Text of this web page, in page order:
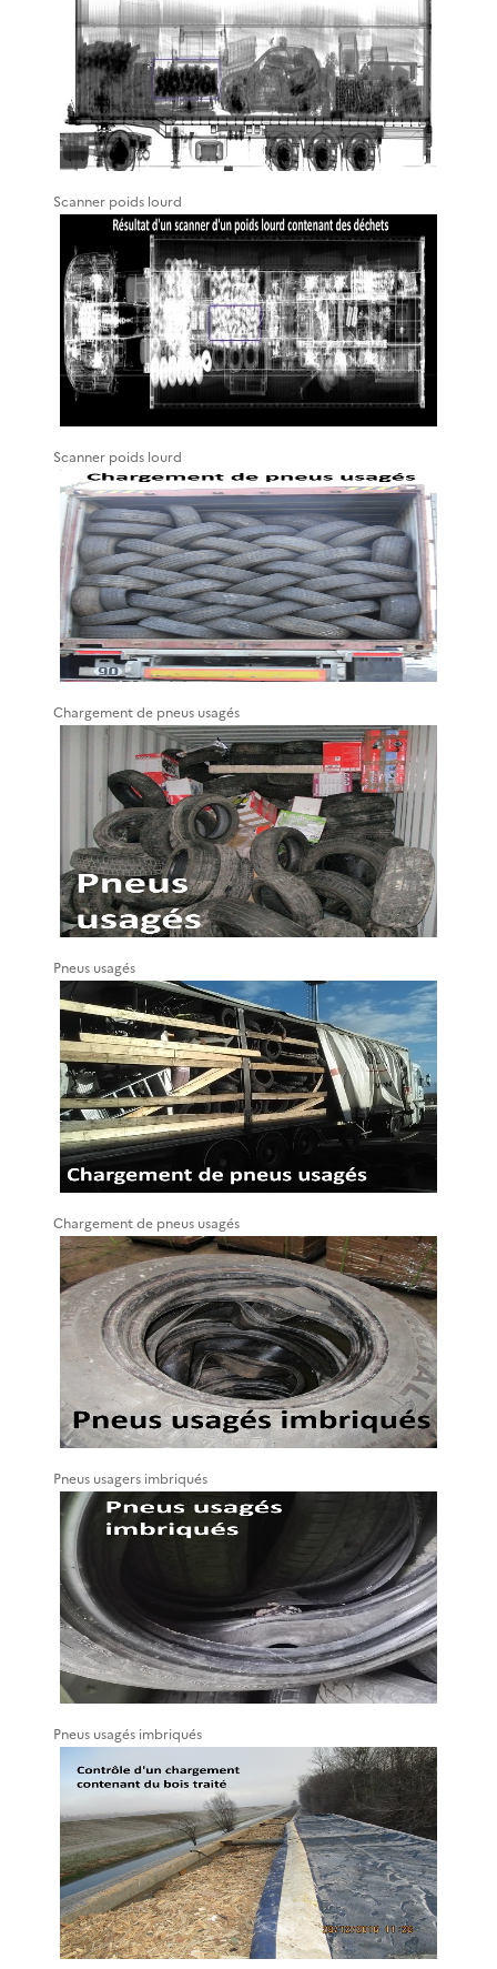
Scanner poids lourd
Scanner poids lourd
Chargement de pneus usagés
Pneus usagés
Chargement de pneus usagés
Pneus usagers imbriqués
Pneus usagés imbriqués